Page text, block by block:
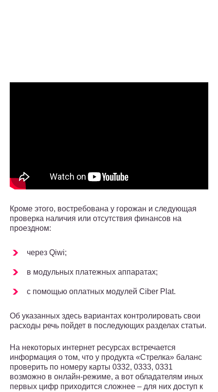
Кроме этого, востребована у горожан и следующая
проверка наличия или отсутствия финансов на
проездном:
через Qiwi;
в модульных платежных аппаратах;
с помощью оплатных модулей Ciber Plat.
Об указанных здесь вариантах контролировать свои
расходы речь пойдет в последующих разделах статьи.
На некоторых интернет ресурсах встречается
информация о том, что у продукта «Стрелка» баланс
проверить по номеру карты 0332, 0333, 0331
возможно в онлайн-режиме, а вот обладателям иных
первых цифр приходится сложнее – для них доступ к